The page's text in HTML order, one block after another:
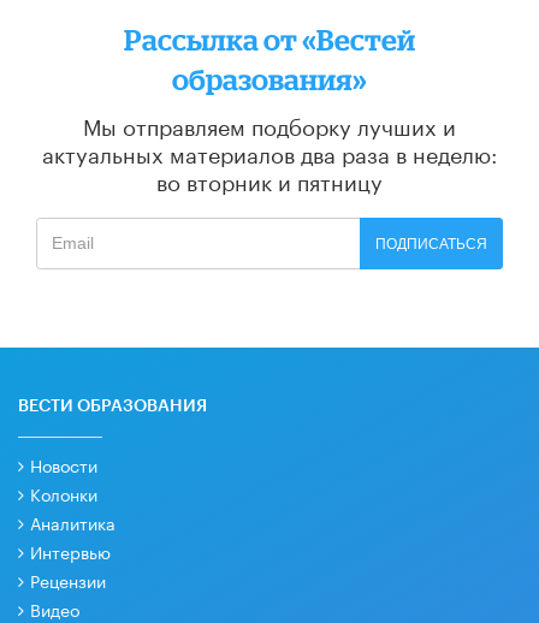
Рассылка от «Вестей
образования»
Мы отправляем подборку лучших и
актуальных материалов два раза в неделю:
во вторник и пятницу
ПОДПИСАТЬСЯ
ВЕСТИ ОБРАЗОВАНИЯ
Новости
Колонки
Аналитика
Интервью
Рецензии
Видео